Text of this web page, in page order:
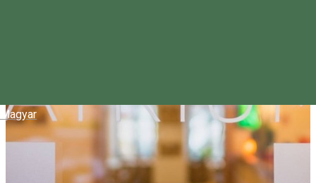
Magyar